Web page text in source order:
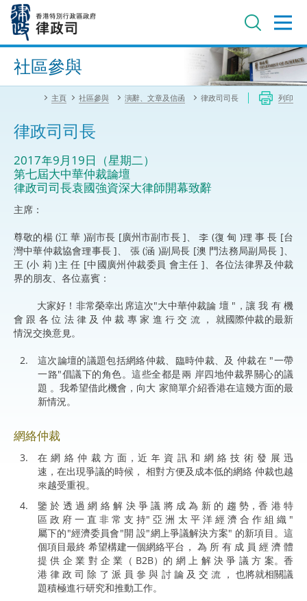
內
進階搜尋
社區參與
主頁 社區參與 演辭、文章及信函 律政司司長 列印
律政司司長
2017年9月19日（星期二）
第七屆大中華仲裁論壇
律政司司長袁國強資深大律師開幕致辭
主席：
尊敬的楊 (江 華 )副市長 [廣州市副市長 ]、 李 (復 甸 )理 事 長 [台
灣中華仲裁協會理事長 ]、 張 (涵 )副局長 [澳 門法務局副局長 ]、
王 (小 莉 )主 任 [中國廣州仲裁委員 會主任 ]、各位法律界及仲裁
界的朋友、各位嘉賓：
大家好！非常榮幸出席這次"大中華仲裁論 壇 "，讓 我 有 機
會 跟 各 位 法 律 及 仲 裁 專 家 進 行 交 流 ， 就國際仲裁的最新
情況交換意見。
這次論壇的議題包括網絡仲裁、臨時仲裁、及 仲裁在 "一帶
一路"倡議下的角色。這些全都是兩 岸四地仲裁界關心的議
題 。我希望借此機會，向大 家簡單介紹香港在這幾方面的最
新情況。
網絡仲裁
在 網 絡 仲 裁 方 面，近 年 資 訊 和 網 絡 技 術 發 展 迅
速，在出現爭議的時候， 相對方便及成本低的網絡 仲裁也越
來越受重視。
鑒 於 透 過 網 絡 解 決 爭 議 將 成 為 新 的 趨 勢，香 港 特
區 政 府 一 直 非 常 支 持" 亞 洲 太 平 洋 經 濟 合 作 組 織 "
屬下的"經濟委員會"開 設"網上爭議解決方案" 的新項目。這
個項目最終 希望構建一個網絡平台， 為 所 有 成 員 經 濟 體
提 供 企 業 對 企 業（ B2B）的 網 上 解 決 爭 議 方 案。香
港 律 政 司 除 了 派 員 參 與 討 論 及 交 流 ， 也將就相關議
題積極進行研究和推動工作。